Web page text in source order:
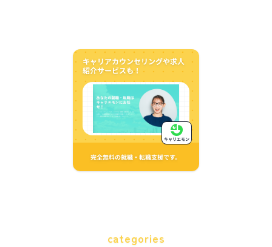
キャリアカウンセリングや求人
紹介サービスも！
完全無料の就職・転職支援です。
キャリエモン
categories